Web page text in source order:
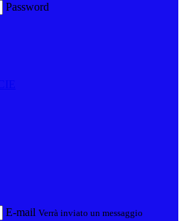
Password
E-mail Verrà inviato un messaggio